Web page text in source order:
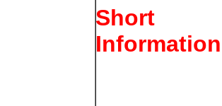
Short
Information